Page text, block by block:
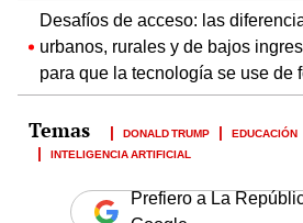
Desafíos de acceso: las
urbanos, rurales y de bajos
para que la tecnología se use de
DONALD TRUMP EDUCACIÓN
INTELIGENCIA ARTIFICIAL
Prefiero a La